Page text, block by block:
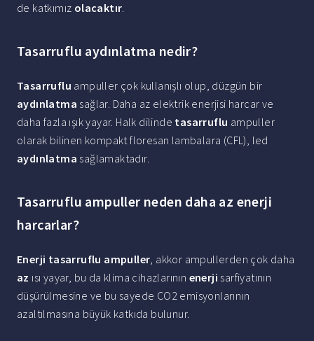
de katkımız olacaktır.
Tasarruflu aydınlatma nedir?
Tasarruflu ampuller çok kullanışlı olup, düzgün bir
aydınlatma sağlar. Daha az elektrik enerjisi harcar ve
daha fazla ışık yayar. Halk dilinde tasarruflu ampuller
olarak bilinen kompakt floresan lambalara (CFL), led
aydınlatma sağlamaktadır.
Tasarruflu ampuller neden daha az enerji
harcarlar?
Enerji tasarruflu ampuller, akkor ampullerden çok daha
az ısı yayar, bu da klima cihazlarının enerji sarfiyatının
düşürülmesine ve bu sayede CO2 emisyonlarının
azaltılmasına büyük katkıda bulunur.